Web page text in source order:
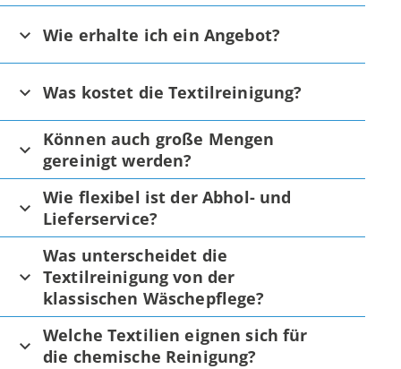
Wie erhalte ich ein Angebot?
Was kostet die Textilreinigung?
Können auch große Mengen
gereinigt werden?
Wie flexibel ist der Abhol- und
Lieferservice?
Was unterscheidet die
Textilreinigung von der
klassischen Wäschepflege?
Welche Textilien eignen sich für
die chemische Reinigung?